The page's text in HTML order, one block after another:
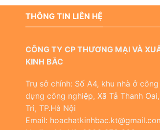
THÔNG TIN LIÊN HỆ
CÔNG TY CP THƯƠNG MẠI VÀ
KINH BẮC
Trụ sở chính: Số A4, khu nhà ở
dựng công nghiệp, Xã Tả Thanh
Trì, TP.Hà Nội
Email: